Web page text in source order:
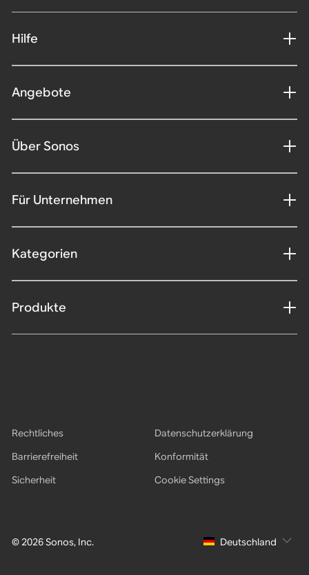
Hilfe
Angebote
Über Sonos
Für Unternehmen
Kategorien
Produkte
© 2026 Sonos, Inc.
Rechtliches
Datenschutzerklärung
Barrierefreiheit
Konformität
Sicherheit
Cookie Settings
Deutschland